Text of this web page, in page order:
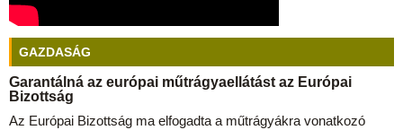
GAZDASÁG
Garantálná az európai műtrágyaellátást az Európai
Bizottság
Az Európai Bizottság ma elfogadta a műtrágyákra vonatkozó